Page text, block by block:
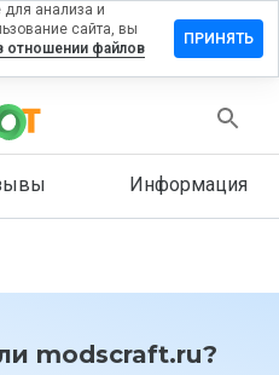
Информация
modscraft.ru?
для анализа и
сайта, вы
отношении файлов
ПРИНЯТЬ